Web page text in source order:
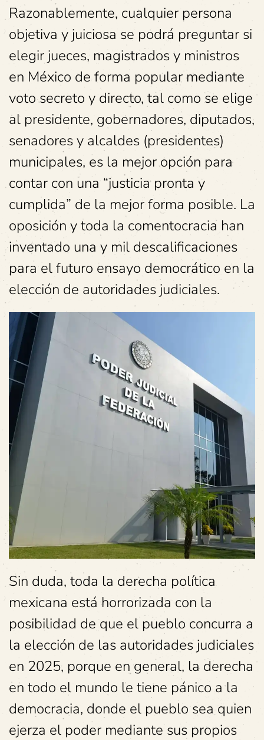
Razonablemente, cualquier persona
objetiva y juiciosa se podrá preguntar si
elegir jueces, magistrados y ministros
en México de forma popular mediante
voto secreto y directo, tal como se elige
al presidente, gobernadores, diputados,
senadores y alcaldes (presidentes)
municipales, es la mejor opción para
contar con una “justicia pronta y
cumplida” de la mejor forma posible. La
oposición y toda la comentocracia han
inventado una y mil descalificaciones
para el futuro ensayo democrático en la
elección de autoridades judiciales.
Sin duda, toda la derecha política
mexicana está horrorizada con la
posibilidad de que el pueblo concurra a
la elección de las autoridades judiciales
en 2025, porque en general, la derecha
en todo el mundo le tiene pánico a la
democracia, donde el pueblo sea quien
ejerza el poder mediante sus propios